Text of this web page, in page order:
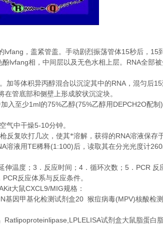
lvfang ，盖紧管盖。手动剧烈振荡管体15秒后， 15到
酚lvfang相，中间层以及无色水相上层。 RNA全部
加等体积异丙醇混合以沉淀其中的RNA ，混匀后15
在管底部和侧壁上形成胶状沉淀块。
入至少1ml的75%乙醇(75%乙醇用 DEPCH2O配制 )
气中干燥5-10分钟。
反复吹打几次，使其*溶解，获得的RNA溶液保存
溶液用TE稀释(1:100)后，读取其在分光光度计
伸温度； 3 ．反应时间； 4 ．循环次数； 5 ． PCR 反
PCR反应体系与反应条件。
大鼠CXCL9/MIG规格：
基因甲基化检测试剂盒20 猴痘病毒(MPV)核酸检
Ratlipoproteinlipase,LPLELISA试剂盒大鼠脂蛋白